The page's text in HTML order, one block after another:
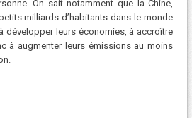
On sait notamment que la Chine,
milliards d’habitants dans le monde
développer leurs économies, à accroître
à augmenter leurs émissions au moins